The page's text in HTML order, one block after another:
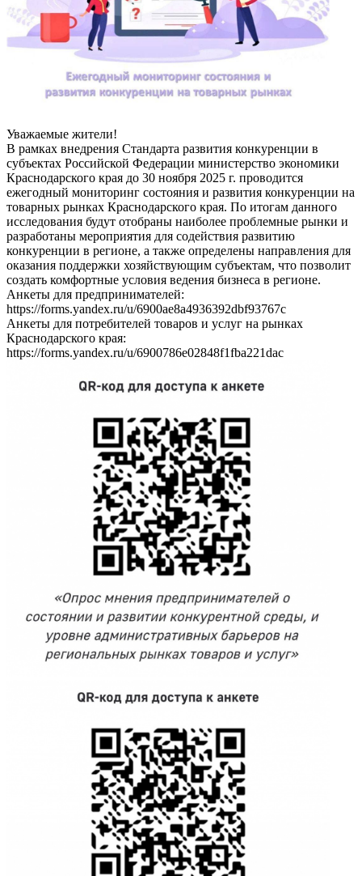
Уважаемые жители!
В рамках внедрения Стандарта развития конкуренции в
субъектах Российской Федерации министерство экономики
Краснодарского края до 30 ноября 2025 г. проводится
ежегодный мониторинг состояния и развития конкуренции на
товарных рынках Краснодарского края. По итогам данного
исследования будут отобраны наиболее проблемные рынки и
разработаны мероприятия для содействия развитию
конкуренции в регионе, а также определены направления для
оказания поддержки хозяйствующим субъектам, что позволит
создать комфортные условия ведения бизнеса в регионе.
Анкеты для предпринимателей:
https://forms.yandex.ru/u/6900ae8a4936392dbf93767c
Анкеты для потребителей товаров и услуг на рынках
Краснодарского края:
https://forms.yandex.ru/u/6900786e02848f1fba221dac